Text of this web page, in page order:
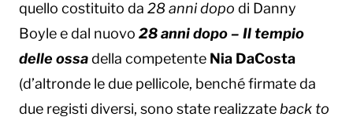
quello costituito da 28 anni dopo di Danny
Boyle e dal nuovo 28 anni dopo – Il tempio
delle ossadella competente Nia DaCosta
(d’altronde le due pellicole, benché firmate da
due registi diversi, sono state realizzate back to